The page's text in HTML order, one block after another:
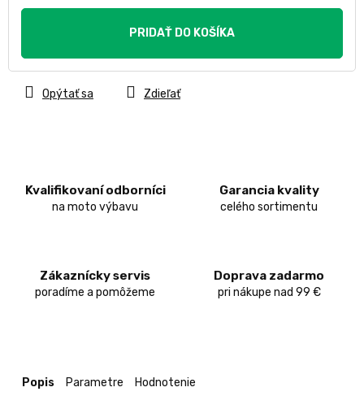
Jednotková
PRIDAŤ DO KOŠÍKA
Kvalifikovaní odborníci
na moto výbavu
Garancia kvality
celého sortimentu
Zákaznícky servis
poradíme a pomôžeme
Doprava zadarmo
pri nákupe nad 99 €
Opýtať sa Zdieľať
Popis Parametre Hodnotenie